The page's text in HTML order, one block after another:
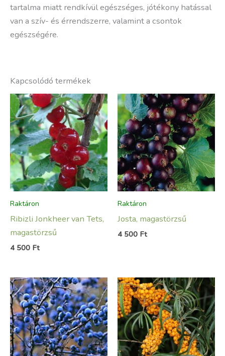
tartalma miatt rendkívül egészséges, jótékony hatással
van a szív- és érrendszerre, valamint a csontok
egészségére.
Kapcsolódó termékek
Raktáron
Ribizli Jonkheer van Tets,
magastörzsű
4 500 Ft
Raktáron
Josta, magastörzsű
4 500 Ft